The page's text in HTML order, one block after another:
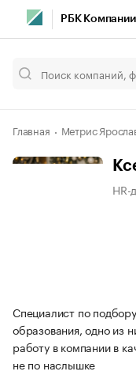
РБК Компании
Главная Метрис
HR-
Специалист по
образования, одно из
работу в компании в
не по наслышке